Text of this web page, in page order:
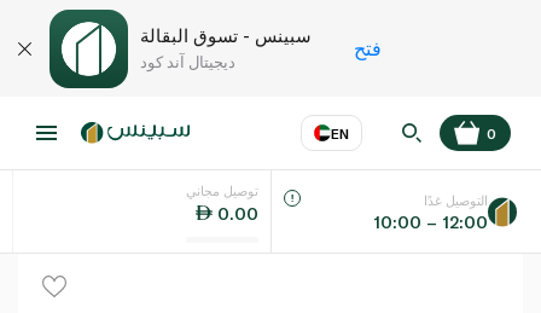
سبينس - تسوق البقالة
ديجيتال آند كود
فتح
EN
اللغة عر
0
توصيل مجاني
0.00
التوصيل غدًا
10:00 – 12:00